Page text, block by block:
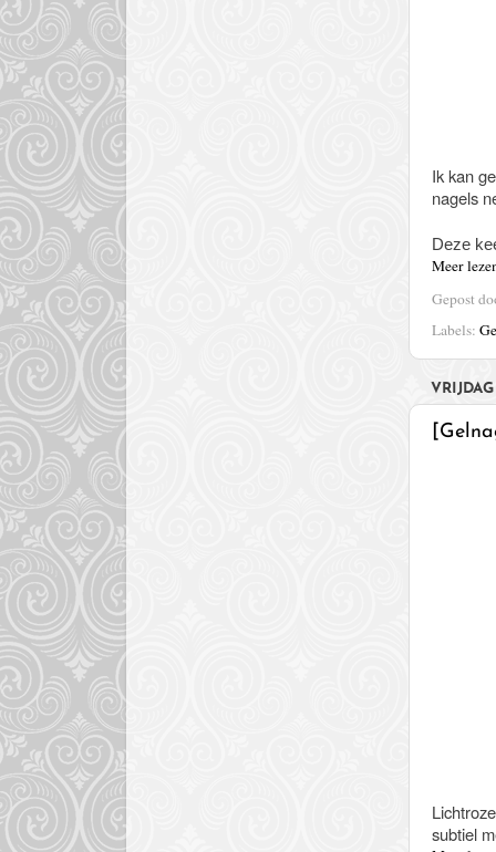
Ik kan
nagels
Deze
Meer
Gepost
Labels:
subtiel